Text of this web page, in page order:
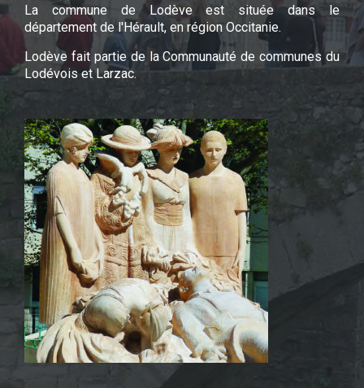
La commune de Lodève est située dans le
département de l'Hérault, en région Occitanie.
Lodève fait partie de la Communauté de communes du
Lodévois et Larzac.